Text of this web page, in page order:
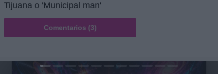
Tijuana o 'Municipal man'
Comentarios (3)